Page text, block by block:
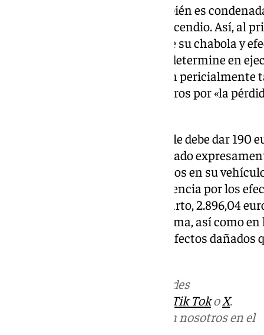
No obstante, la procesada también es
cuatro de los afectados por el incendio. Así, al
1.882,04 euros por «la pérdida de su chabola y
así como en la cantidad que se determine en
efectos dañados que no constan pericialmente
abonarle la cantidad 1.173,04 euros por «la
Por otro lado, al tercer afectado le debe dar 190
pertenencias habiendo renunciado
corresponder por los desperfectos en su
determine en ejecución de sentencia por los
pericialmente tasados»; y al cuarto, 2.896,04
y efectos en el interior de la misma, así como
ejecución de sentencia por los efectos
en las redes
Tik TokoX.
Puedes ponerte en contacto con nosotros en el